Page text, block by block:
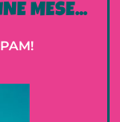
MESE...